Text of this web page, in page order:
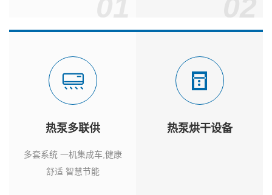
热泵多联供
多套系统 一机集成车,健康
舒适 智慧节能
热泵烘干设备